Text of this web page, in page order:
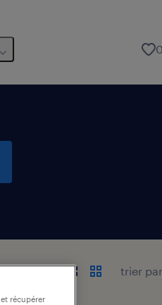
0
trier
récupérer